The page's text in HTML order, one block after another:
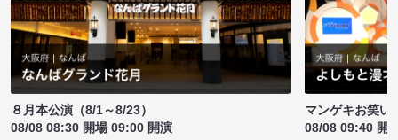
８月本公演（8/1～8/23）
08/08 08:30 開場 09:00 開演
マンゲキお笑い
08/08 09:40 開